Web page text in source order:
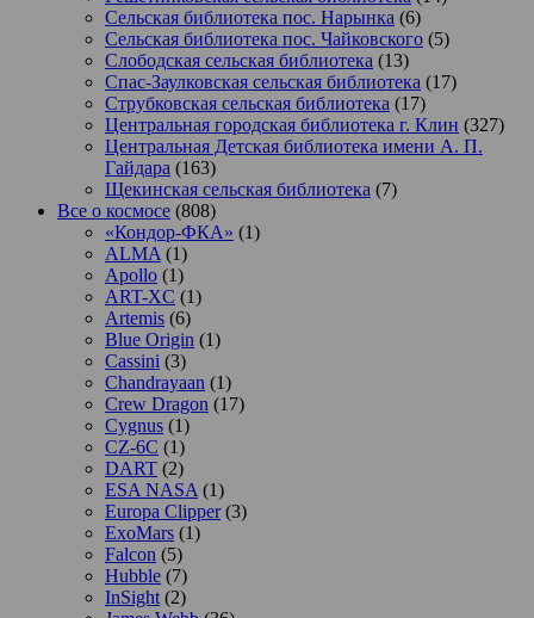
Сельская библиотека пос. Нарынка (6)
Сельская библиотека пос. Чайковского (5)
Слободская сельская библиотека (13)
Спас-Заулковская сельская библиотека (17)
Струбковская сельская библиотека (17)
Центральная городская библиотека г. Клин (327)
Центральная Детская библиотека имени А. П.
Гайдара (163)
Щекинская сельская библиотека (7)
Все о космосе (808)
«Кондор-ФКА» (1)
ALMA (1)
Apollo (1)
ART-XC (1)
Artemis (6)
Blue Origin (1)
Cassini (3)
Chandrayaan (1)
Crew Dragon (17)
Cygnus (1)
CZ-6C (1)
DART (2)
ESA NASA (1)
Europa Clipper(3)
ExoMars (1)
Falcon (5)
Hubble (7)
InSight (2)